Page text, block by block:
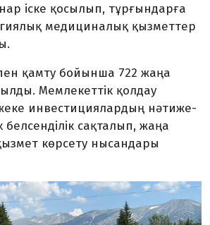
іске қосыл­ып, тұрғындарға
медици­на­лық қыз­меттер
қамту бойынша 722 жаңа
Мемлекеттік қолдау
инвестициялардың нәтиже­
белсенділік сақталып, жаңа
көрсету нысандары